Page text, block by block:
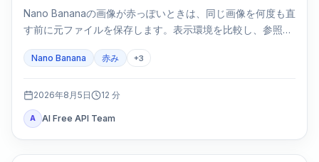
Nano Bananaの画像が赤っぽいときは、同じ画像を何度も直
す前に元ファイルを保存します。表示環境を比較し、参照画
Nano Banana 赤み +3
2026年8月5日 12 分
A AI Free API Team